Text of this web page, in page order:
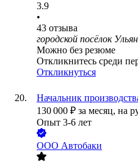
3.9
•
43 отзыва
городской посёлок
Можно без резюме
Откликнитесь среди
Откликнуться
Начальник
130 000 ₽ за месяц, на
Опыт 3-6 лет
ООО Автобаки